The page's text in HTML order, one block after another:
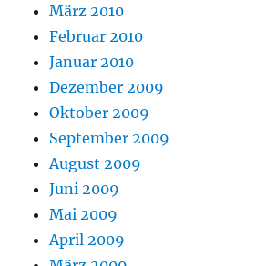
März 2010
Februar 2010
Januar 2010
Dezember 2009
Oktober 2009
September 2009
August 2009
Juni 2009
Mai 2009
April 2009